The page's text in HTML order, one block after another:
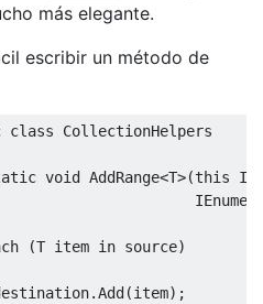
más elegante.
escribir un método de
class
CollectionHelpers
void AddRange<T>(this
(T item in source)
.Add(item);